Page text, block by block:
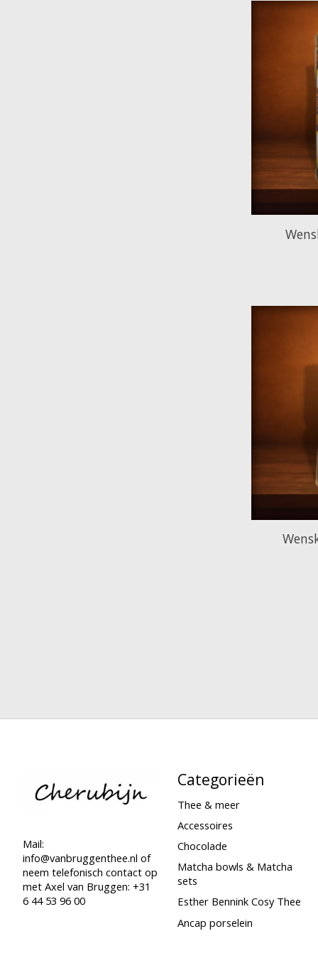
Mail:
info@vanbruggenthee.nl of
neem telefonisch contact op
met Axel van Bruggen: +31
6 44 53 96 00
Categorieën
Thee & meer
Accessoires
Chocolade
Matcha bowls & Matcha
sets
Esther Bennink Cosy Thee
Ancap porselein